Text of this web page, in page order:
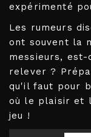
expérimenté
Les rumeurs
ont souvent la
messieurs,
relever ?
qu'il faut pour
où le plaisir et
jeu !